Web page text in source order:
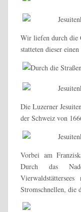
Wir liefen durch die
statteten dieser
Die Luzerner
der Schweiz von
Vorbei am
Durch das
Stromschnellen, die